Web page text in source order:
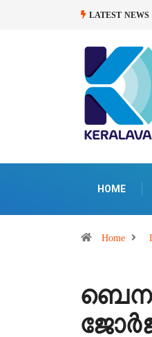
LATEST NEWS
മേജർ ബസിലിക്കയുടെ
HOME
Home